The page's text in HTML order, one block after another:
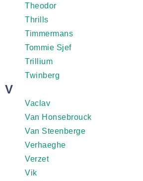
Theodor
Thrills
Timmermans
Tommie Sjef
Trillium
Twinberg
V
Vaclav
Van Honsebrouck
Van Steenberge
Verhaeghe
Verzet
Vik